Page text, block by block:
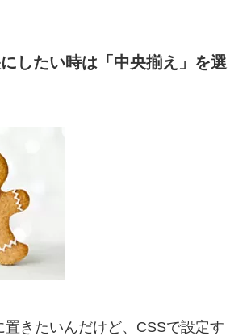
したい時は「中央揃え」を選
置きたいんだけど、CSSで設定す